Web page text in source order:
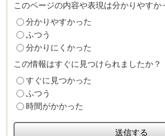
このページの内容や表現は分かりやすか
分かりやすかった
ふつう
分かりにくかった
この情報はすぐに見つけられましたか？
すぐに見つかった
ふつう
時間がかかった